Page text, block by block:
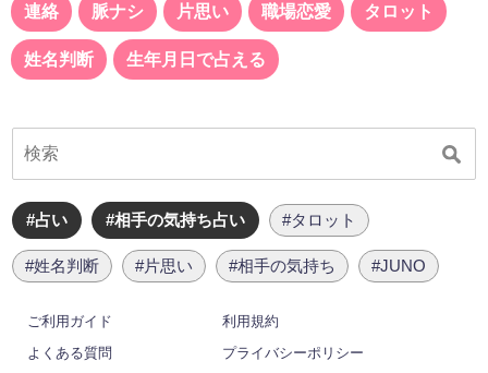
連絡 脈ナシ 片思い 職場恋愛 タロット
姓名判断 生年月日で占える
#占い #相手の気持ち占い #タロット
#姓名判断 #片思い #相手の気持ち #JUNO
ご利用ガイド
利用規約
よくある質問
プライバシーポリシー